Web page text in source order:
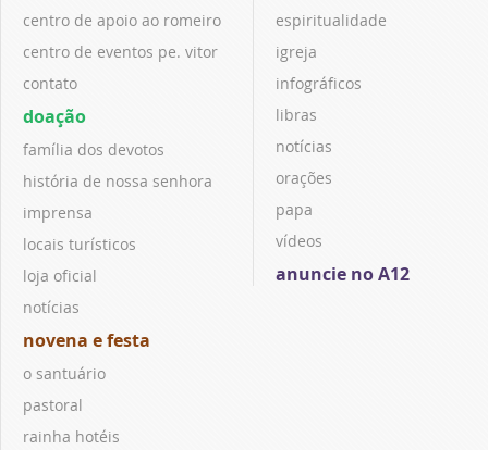
centro de apoio ao romeiro
centro de eventos pe. vitor
contato
doação
família dos devotos
história de nossa senhora
imprensa
locais turísticos
loja oficial
notícias
novena e festa
o santuário
pastoral
rainha hotéis
espiritualidade
igreja
infográficos
libras
notícias
orações
papa
vídeos
anuncie no A12